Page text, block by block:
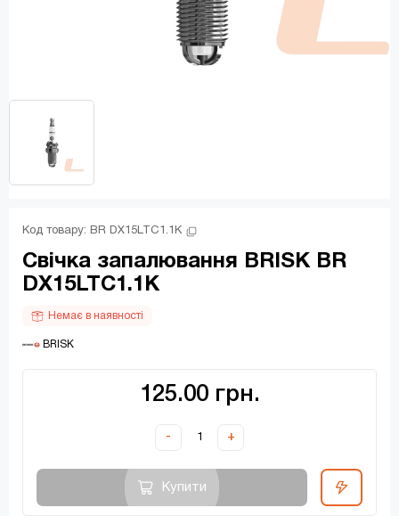
Код товару: BR DX15LTC1.1K
Свічка запалювання BRISK BR
DX15LTC1.1K
Немає в наявності
BRISK
125.00 грн.
- +
Купити